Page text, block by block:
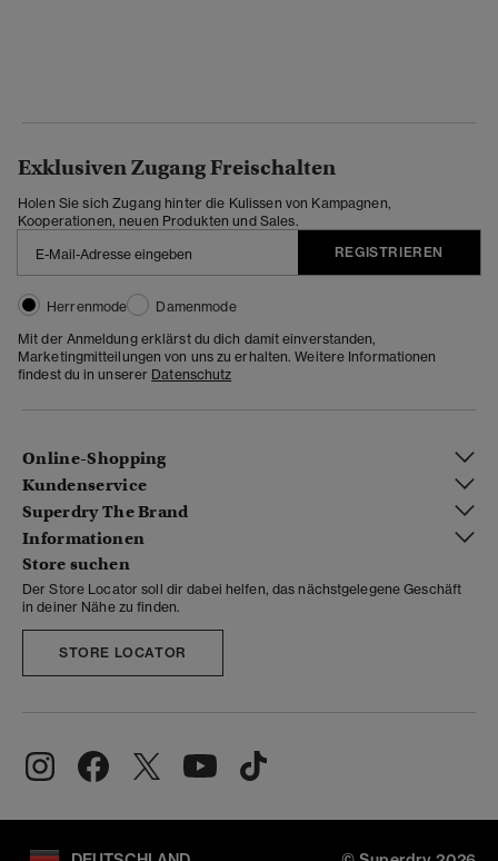
Exklusiven Zugang Freischalten
Holen Sie sich Zugang hinter die Kulissen von Kampagnen,
Kooperationen, neuen Produkten und Sales.
REGISTRIEREN
Herrenmode
Damenmode
Mit der Anmeldung erklärst du dich damit einverstanden,
Marketingmitteilungen von uns zu erhalten. Weitere Informationen
findest du in unserer Datenschutz
Online-Shopping
Kundenservice
Superdry The Brand
Informationen
Store suchen
Der Store Locator soll dir dabei helfen, das nächstgelegene Geschäft
in deiner Nähe zu finden.
STORE LOCATOR